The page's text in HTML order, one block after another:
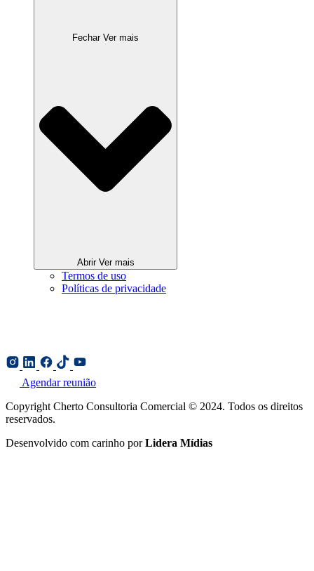
Fechar Ver mais
Abrir Ver mais
Termos de uso
Políticas de privacidade
Agendar reunião
Copyright Cherto Consultoria Comercial © 2024. Todos os direitos
reservados.
Desenvolvido com carinho porLidera Mídias